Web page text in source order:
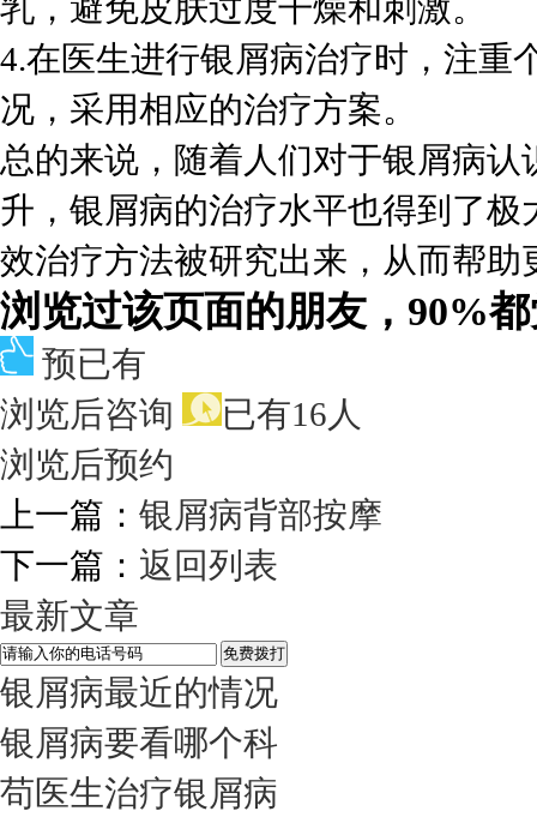
乳，避免皮肤过度干燥和刺激。
4.在医生进行银屑病治疗时，注重
况，采用相应的治疗方案。
总的来说，随着人们对于银屑病
升，银屑病的治疗水平也得到了
效治疗方法被研究出来，从而帮
浏览过该页面的朋友，90%
预已有
浏览后咨询
已有16人
浏览后预约
上一篇： 银屑病背部按摩
下一篇： 返回列表
最新文章
银屑病最近的情况
银屑病要看哪个科
苟医生治疗银屑病